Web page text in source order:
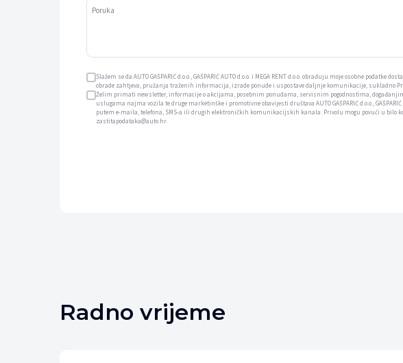
Poruka
Slažem se da AUTO GAŠPARIĆ d.o.o., GAŠPARIĆ AUTO d.o.o. i MEGA RENT d.o.o. obrađuju moje osobne podatke
obrade zahtjeva, pružanja traženih informacija, izrade ponude i uspostave daljnje komunikacije, sukladno
Želim primati newsletter, informacije o akcijama, posebnim ponudama, servisnim pogodnostima,
uslugama najma vozila te druge marketinške i promotivne obavijesti društava AUTO GAŠPARIĆ d.o.o., GAŠPARIĆ
putem e-maila, telefona, SMS-a ili drugih elektroničkih komunikacijskih kanala. Privolu mogu povući u bilo
zastitapodataka@auto.hr.
Radno vrijeme